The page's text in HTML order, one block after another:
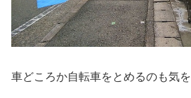
車どころか自転車をとめるのも気を